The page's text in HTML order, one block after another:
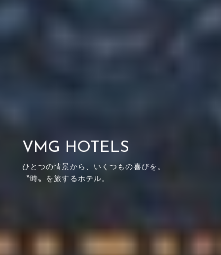
VMG HOTELS
ひとつの情景から、いくつもの喜びを。
〝時〟を旅するホテル。